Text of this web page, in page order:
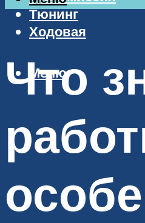
Тюнинг
Ходовая
Меню
Что